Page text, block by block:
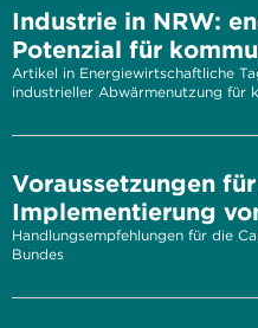
Industrie in NRW:
Potenzial für
Artikel in Energiewirtschaftliche
industrieller Abwärmenutzung für
Voraussetzungen
Implementierung
Handlungsempfehlungen für die
Bundes